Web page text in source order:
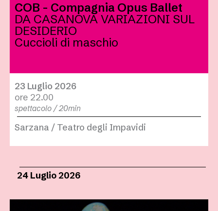
COB - Compagnia Opus Ballet
DA CASANOVA VARIAZIONI SUL
DESIDERIO
Cuccioli di maschio
23 Luglio 2026
ore 22.00
spettacolo / 20min
Sarzana / Teatro degli Impavidi
24 Luglio 2026